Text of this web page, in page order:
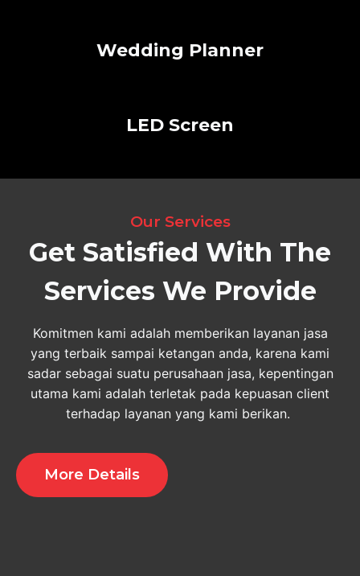
Wedding Planner
LED Screen
Our Services
Get Satisfied With The
Services We Provide
Komitmen kami adalah memberikan layanan jasa
yang terbaik sampai ketangan anda, karena kami
sadar sebagai suatu perusahaan jasa, kepentingan
utama kami adalah terletak pada kepuasan client
terhadap layanan yang kami berikan.
More Details